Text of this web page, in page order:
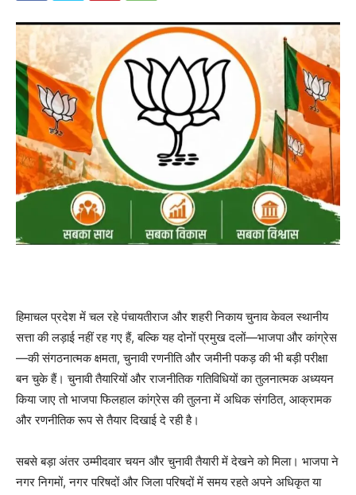
हिमाचल प्रदेश में चल रहे पंचायतीराज और शहरी निकाय चुनाव केवल स्थानीय
सत्ता की लड़ाई नहीं रह गए हैं, बल्कि यह दोनों प्रमुख दलों—भाजपा और कांग्रेस
—की संगठनात्मक क्षमता, चुनावी रणनीति और जमीनी पकड़ की भी बड़ी परीक्षा
बन चुके हैं। चुनावी तैयारियों और राजनीतिक गतिविधियों का तुलनात्मक अध्ययन
किया जाए तो भाजपा फिलहाल कांग्रेस की तुलना में अधिक संगठित, आक्रामक
और रणनीतिक रूप से तैयार दिखाई दे रही है।
सबसे बड़ा अंतर उम्मीदवार चयन और चुनावी तैयारी में देखने को मिला। भाजपा ने
नगर निगमों, नगर परिषदों और जिला परिषदों में समय रहते अपने अधिकृत या